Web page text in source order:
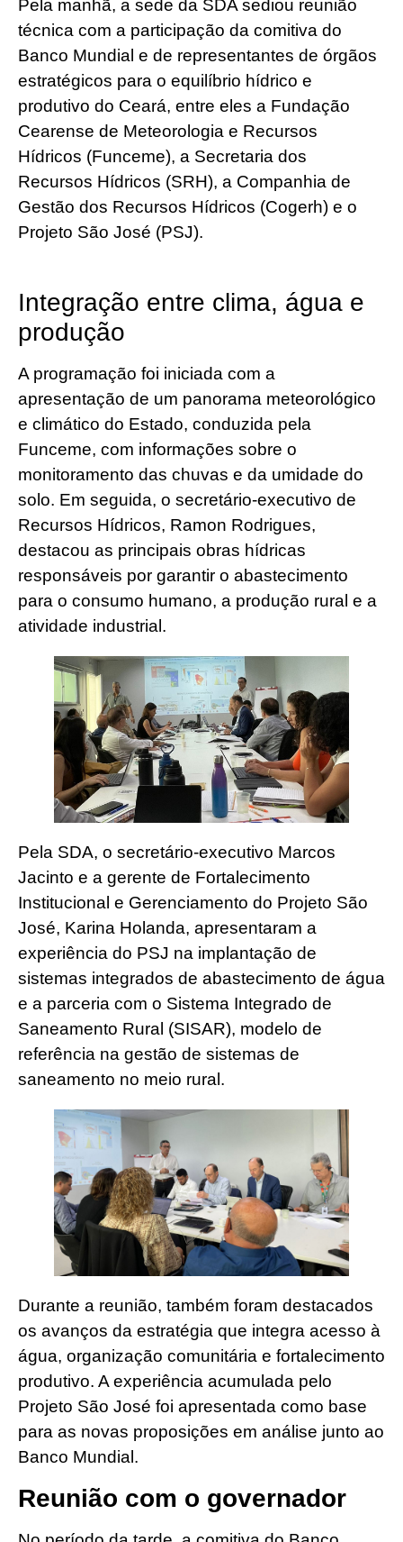
Pela manhã, a sede da SDA sediou reunião
técnica com a participação da comitiva do
Banco Mundial e de representantes de órgãos
estratégicos para o equilíbrio hídrico e
produtivo do Ceará, entre eles a Fundação
Cearense de Meteorologia e Recursos
Hídricos (Funceme), a Secretaria dos
Recursos Hídricos (SRH), a Companhia de
Gestão dos Recursos Hídricos (Cogerh) e o
Projeto São José (PSJ).
Integração entre clima, água e
produção
A programação foi iniciada com a
apresentação de um panorama meteorológico
e climático do Estado, conduzida pela
Funceme, com informações sobre o
monitoramento das chuvas e da umidade do
solo. Em seguida, o secretário-executivo de
Recursos Hídricos, Ramon Rodrigues,
destacou as principais obras hídricas
responsáveis por garantir o abastecimento
para o consumo humano, a produção rural e a
atividade industrial.
Pela SDA, o secretário-executivo Marcos
Jacinto e a gerente de Fortalecimento
Institucional e Gerenciamento do Projeto São
José, Karina Holanda, apresentaram a
experiência do PSJ na implantação de
sistemas integrados de abastecimento de água
e a parceria com o Sistema Integrado de
Saneamento Rural (SISAR), modelo de
referência na gestão de sistemas de
saneamento no meio rural.
Durante a reunião, também foram destacados
os avanços da estratégia que integra acesso à
água, organização comunitária e fortalecimento
produtivo. A experiência acumulada pelo
Projeto São José foi apresentada como base
para as novas proposições em análise junto ao
Banco Mundial.
Reunião com o governador